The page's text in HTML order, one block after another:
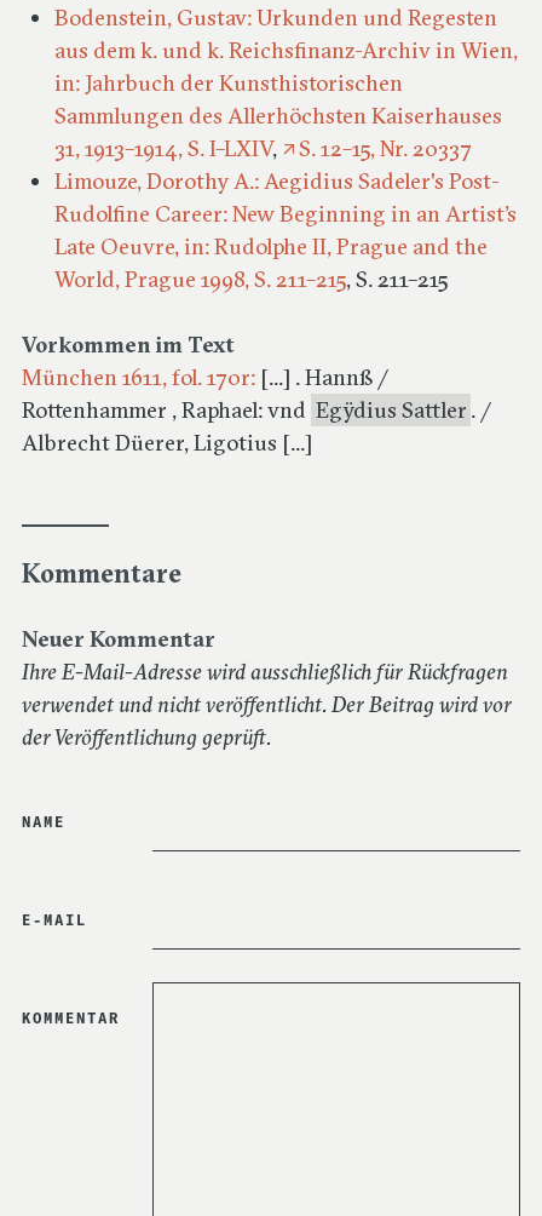
Bodenstein, Gustav: Urkunden und Regesten
aus dem k. und k. Reichsfinanz-Archiv in Wien,
in: Jahrbuch der Kunsthistorischen
Sammlungen des Allerhöchsten Kaiserhauses
31, 1913–1914, S. I–LXIV,
S. 12–15, Nr. 20337
Limouze, Dorothy A.: Aegidius Sadeler's Post-
Rudolfine Career: New Beginning in an Artist’s
Late Oeuvre, in: Rudolphe II, Prague and the
World, Prague 1998, S. 211–215, S. 211–215
Vorkommen im Text
München 1611, fol. 170r: [...] . Hannß /
Rottenhammer , Raphael: vnd Egÿdius Sattler . /
Albrecht Düerer, Ligotius [...]
Kommentare
Neuer Kommentar
Ihre E-Mail-Adresse wird ausschließlich für Rückfragen
verwendet und nicht veröffentlicht. Der Beitrag wird vor
der Veröffentlichung geprüft.
NAME
E-MAIL
HIER NICHTS
KOMMENTAR